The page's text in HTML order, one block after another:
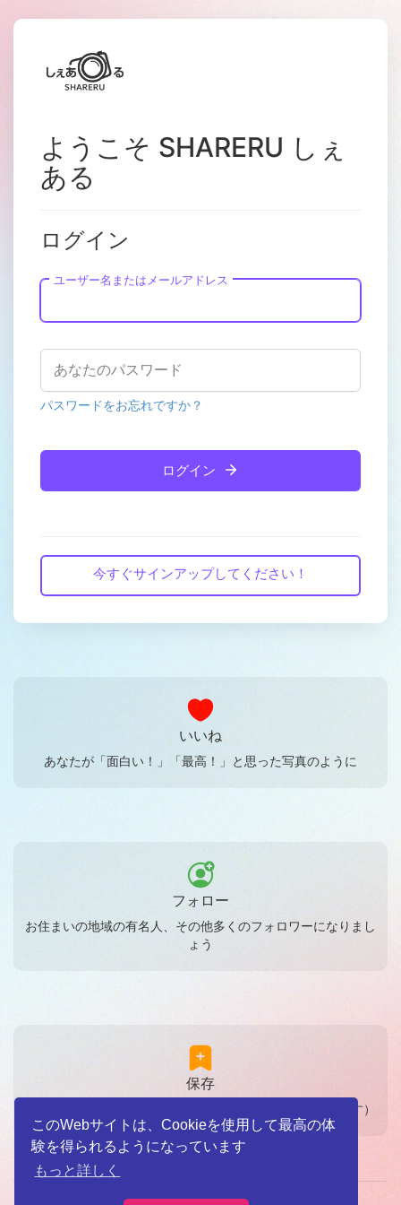
このWebサイトは、Cookieを使用して最高の体
験を得られるようになっています
もっと詳しく
ようこそ SHARERU しぇ
ある
ログイン
ユーザー名またはメールアドレス
あなたのパスワード
パスワードをお忘れですか？
ログイン
今すぐサインアップしてください！
いいね
あなたが「面白い！」「最高！」と思った写真のように
フォロー
お住まいの地域の有名人、その他多くのフォロワーになりまし
ょう
保存
画像や動画をすぐに保存しましょう（いつでも確認できます）